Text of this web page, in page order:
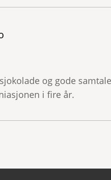
og gode
i fire år.